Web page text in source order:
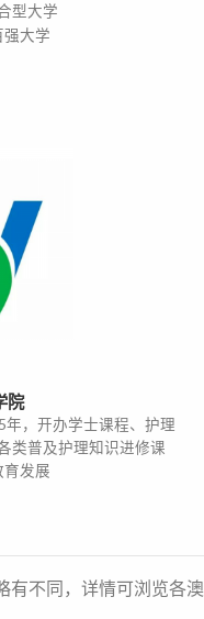
型大学
强大学
院
，开办学士课程、护理
类普及护理知识进修课
育发展
有不同，详情可浏览各澳